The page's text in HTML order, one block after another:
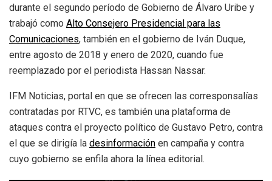
durante el segundo período de Gobierno de Álvaro Uribe y
trabajó como Alto Consejero Presidencial para las
Comunicaciones, también en el gobierno de Iván Duque,
entre agosto de 2018 y enero de 2020, cuando fue
reemplazado por el periodista Hassan Nassar.
IFM Noticias, portal en que se ofrecen las corresponsalías
contratadas por RTVC, es también una plataforma de
ataques contra el proyecto político de Gustavo Petro, contra
el que se dirigía la desinformación en campaña y contra
cuyo gobierno se enfila ahora la línea editorial.